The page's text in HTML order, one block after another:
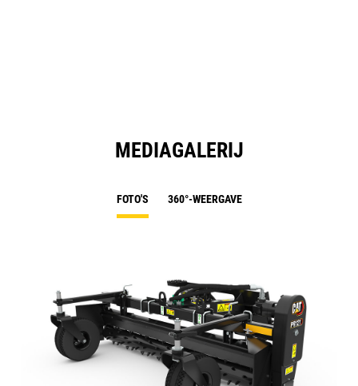
MEDIAGALERIJ
FOTO'S 360°-WEERGAVE